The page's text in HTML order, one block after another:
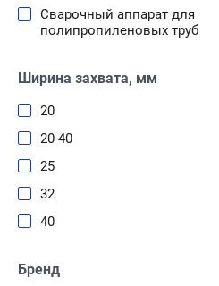
Сварочный аппарат для
полипропиленовых труб
Ширина захвата, мм
20
20-40
25
32
40
Бренд